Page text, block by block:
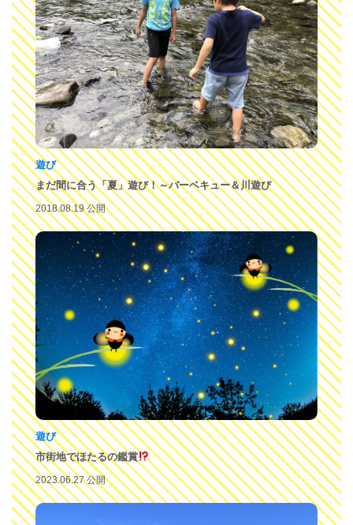
遊び
まだ間に合う「夏」遊び！～バーベキュー＆川遊び
2018.08.19 公開
遊び
市街地でほたるの鑑賞
2023.06.27 公開